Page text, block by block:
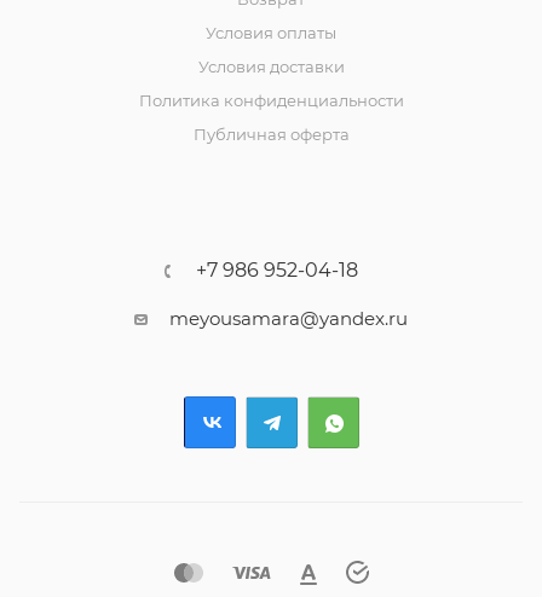
Условия оплаты
Условия доставки
Политика конфиденциальности
Публичная оферта
+7 986 952-04-18
meyousamara@yandex.ru